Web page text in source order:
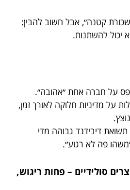
קטנה״, אבל חשוב להבין:
יכול להשתנות.
על חברה אחת ״אהובה״.
על מדיניות חלוקה לאורך זמן,
דיבידנד גבוהה מדי
פה לא רגוע״.
סולידיים – פחות ריגוש,